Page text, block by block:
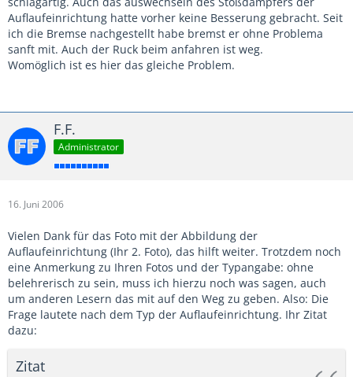
Auflaufeinrichtung hatte vorher keine Besserung gebracht. Seit
ich die Bremse nachgestellt habe bremst er ohne Problema
sanft mit. Auch der Ruck beim anfahren ist weg.
Womöglich ist es hier das gleiche Problem.
F.F.
Administrator
16. Juni 2006
Vielen Dank für das Foto mit der Abbildung der
Auflaufeinrichtung (Ihr 2. Foto), das hilft weiter. Trotzdem noch
eine Anmerkung zu Ihren Fotos und der Typangabe: ohne
belehrerisch zu sein, muss ich hierzu noch was sagen, auch
um anderen Lesern das mit auf den Weg zu geben. Also: Die
Frage lautete nach dem Typ der Auflaufeinrichtung. Ihr Zitat
dazu:
Zitat